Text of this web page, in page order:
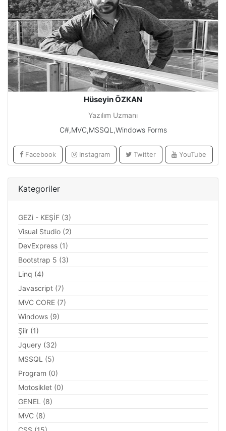
Hüseyin ÖZKAN
Yazılım Uzmanı
C#,MVC,MSSQL,Windows Forms
Facebook Instagram Twitter YouTube
Kategoriler
GEZi - KEŞİF (3)
Visual Studio (2)
DevExpress (1)
Bootstrap 5 (3)
Linq (4)
Javascript (7)
MVC CORE (7)
Windows (9)
Şiir (1)
Jquery (32)
MSSQL (5)
Program (0)
Motosiklet (0)
GENEL (8)
MVC (8)